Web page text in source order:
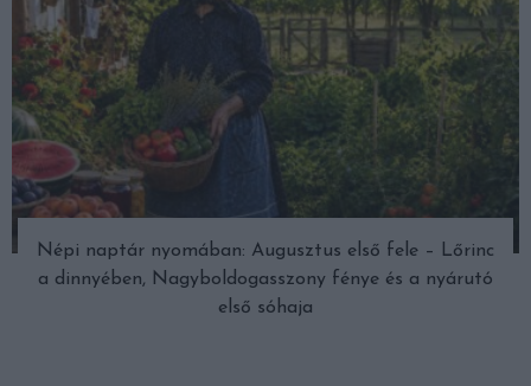
Népi naptár nyomában: Augusztus első fele – Lőrinc
a dinnyében, Nagyboldogasszony fénye és a nyárutó
első sóhaja